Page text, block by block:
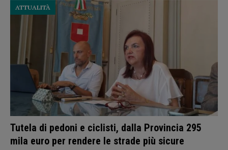
Tutela di pedoni e ciclisti, dalla Provincia 295
mila euro per rendere le strade più sicure
ATTUALITÀ